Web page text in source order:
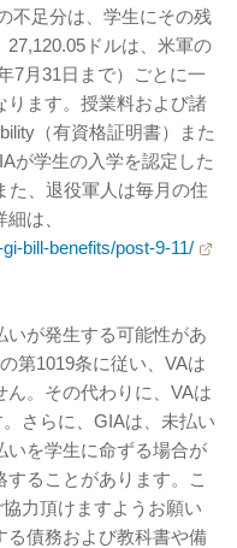
不足分は、学生にその残
27,120.05ドルは、米軍の
7月31日まで）ごとに一
ります。授業料および諸
（有資格証明書）また
が学生の入学を認定した
た、退役軍人は毎月の住
は、
bill-benefits/post-9-11/
が発生する可能性があ
第1019条に従い、VAは
。その代わりに、VAは
さらに、GIAは、未払い
いを学生に命ずる場合が
ることがあります。こ
力頂けますようお願い
る債務および教科書や備